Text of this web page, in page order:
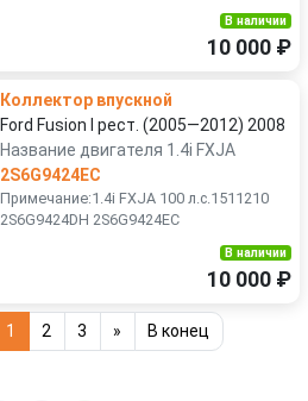
В наличии
10 000 ₽
Коллектор впускной
Ford Fusion I рест. (2005—2012) 2008
Название двигателя 1.4i FXJA
2S6G9424EC
Примечание:1.4i FXJA 100 л.с.1511210
2S6G9424DH 2S6G9424EC
В наличии
10 000 ₽
1 2 3 » В конец